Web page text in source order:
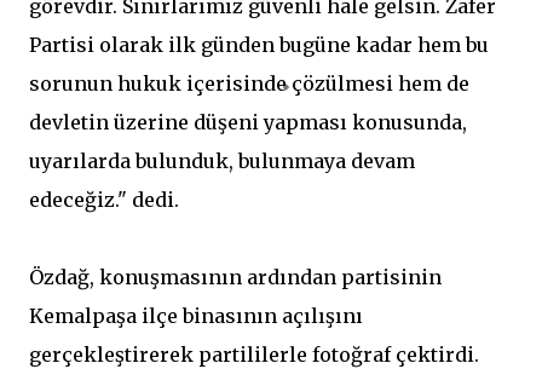
görevdir. Sınırlarımız güvenli hale gelsin. Zafer
Partisi olarak ilk günden bugüne kadar hem bu
sorunun hukuk içerisinde çözülmesi hem de
devletin üzerine düşeni yapması konusunda,
uyarılarda bulunduk, bulunmaya devam
edeceğiz." dedi.
Özdağ, konuşmasının ardından partisinin
Kemalpaşa ilçe binasının açılışını
gerçekleştirerek partililerle fotoğraf çektirdi.